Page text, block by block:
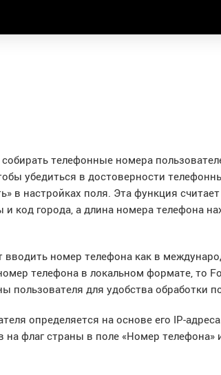
телефонные номера
убедиться в достоверности
в настройках поля. Эта функция
код города, а длина номера телефона
номер телефона как в
телефона в локальном формате, то
пользователя для удобства обработки
определяется на основе его IP-
на флаг страны в поле «Номер